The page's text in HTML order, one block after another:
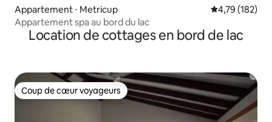
Appartement ⋅ Metricup Évaluation
4,79 (182)
Appartement spa au bord du lac
Location de cottages en bord de lac
Coup de cœur voyageurs
Coup de cœur voyageurs